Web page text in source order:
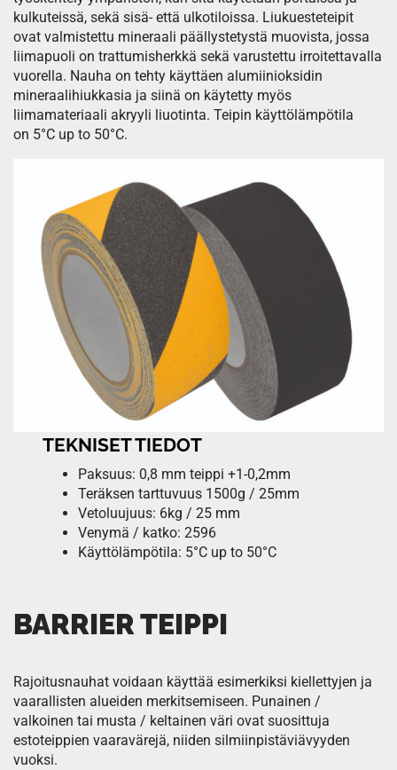
kulkuteissä, sekä sisä- että ulkotiloissa. Liukuesteteipit
ovat valmistettu mineraali päällystetystä muovista, jossa
liimapuoli on trattumisherkkä sekä varustettu irroitettavalla
vuorella. Nauha on tehty käyttäen alumiinioksidin
mineraalihiukkasia ja siinä on käytetty myös
liimamateriaali akryyli liuotinta. Teipin käyttölämpötila
on 5°C up to 50°C.
TEKNISET TIEDOT
Paksuus: 0,8 mm teippi +1-0,2mm
Teräksen tarttuvuus 1500g / 25mm
Vetoluujuus: 6kg / 25 mm
Venymä / katko: 2596
Käyttölämpötila: 5°C up to 50°C
BARRIER TEIPPI
Rajoitusnauhat voidaan käyttää esimerkiksi kiellettyjen ja
vaarallisten alueiden merkitsemiseen. Punainen /
valkoinen tai musta / keltainen väri ovat suosittuja
estoteippien vaaravärejä, niiden silmiinpistäviävyyden
vuoksi.